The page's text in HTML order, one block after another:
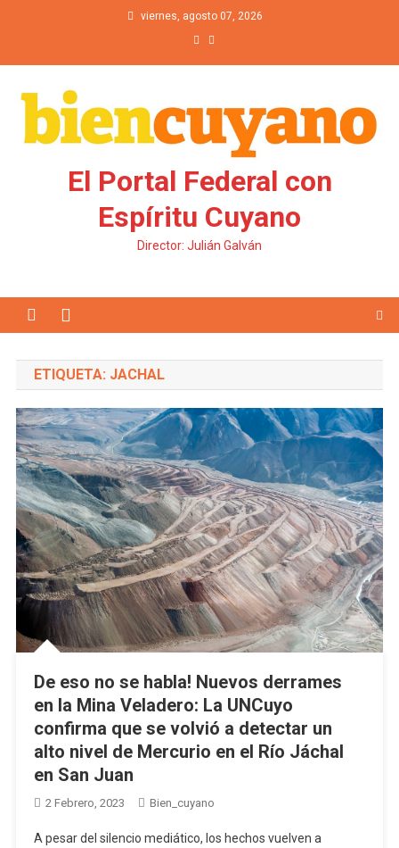
viernes, agosto 07, 2026
El Portal Federal con
Espíritu Cuyano
Director: Julián Galván
ETIQUETA: JACHAL
De eso no se habla! Nuevos derrames
en la Mina Veladero: La UNCuyo
confirma que se volvió a detectar un
alto nivel de Mercurio en el Río Jáchal
en San Juan
2 Febrero, 2023 Bien_cuyano
A pesar del silencio mediático, los hechos vuelven a